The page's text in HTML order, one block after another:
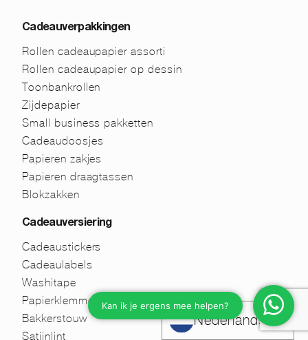
Cadeauverpakkingen
Rollen cadeaupapier assorti
Rollen cadeaupapier op dessin
Toonbankrollen
Zijdepapier
Small business pakketten
Cadeaudoosjes
Papieren zakjes
Papieren draagtassen
Blokzakken
Cadeauversiering
Cadeaustickers
Cadeaulabels
Washitape
Papierklemmen
Bakkerstouw
Satijnlint
Nederlands